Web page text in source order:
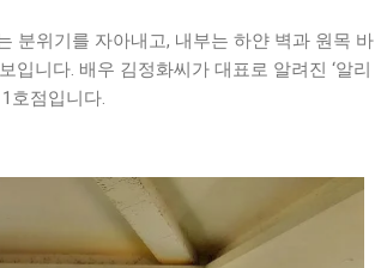
분위기를 자아내고, 내부는 하얀 벽과 원목 바
입니다. 배우 김정화씨가 대표로 알려진 ‘알리
호점입니다.